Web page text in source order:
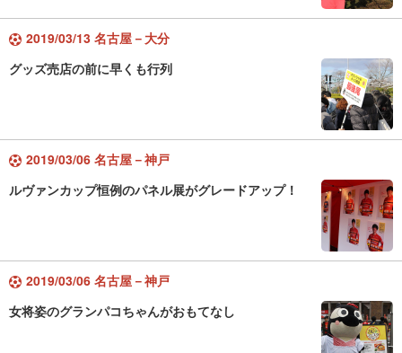
2019/03/13 名古屋－大分
グッズ売店の前に早くも行列
2019/03/06 名古屋－神戸
ルヴァンカップ恒例のパネル展がグレードアップ！
2019/03/06 名古屋－神戸
女将姿のグランパコちゃんがおもてなし